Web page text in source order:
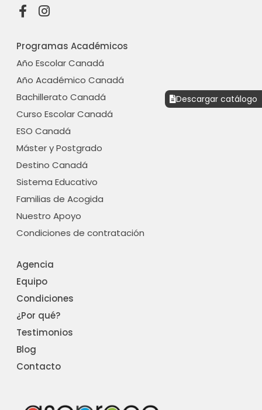
Programas Académicos
Año Escolar Canadá
Año Académico Canadá
Bachillerato Canadá
Curso Escolar Canadá
ESO Canadá
Máster y Postgrado
Destino Canadá
Sistema Educativo
Familias de Acogida
Nuestro Apoyo
Condiciones de contratación
Agencia
Equipo
Condiciones
¿Por qué?
Testimonios
Blog
Contacto
F
a
e
b
o
o
k
-
f
I
t
a
g
r
a
m
Descargar catálogo